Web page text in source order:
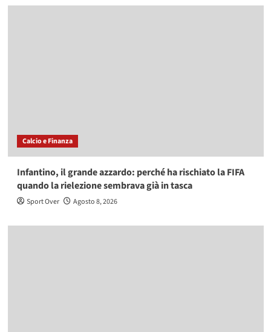
Calcio e Finanza
Infantino, il grande azzardo: perché ha rischiato la FIFA
quando la rielezione sembrava già in tasca
Sport Over Agosto 8, 2026